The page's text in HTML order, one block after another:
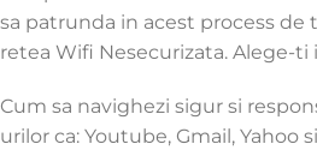
sa patrunda in acest process de
retea Wifi Nesecurizata. Alege-
Cum sa navighezi sigur si
urilor ca: Youtube, Gmail, Yahoo